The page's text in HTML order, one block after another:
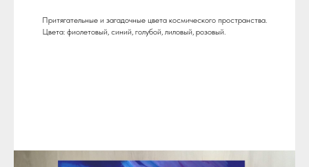
Притягательные и загадочные цвета космического пространства.
Цвета: фиолетовый, синий, голубой, лиловый, розовый.